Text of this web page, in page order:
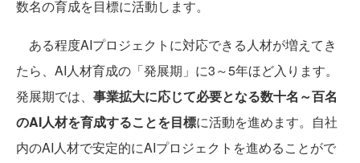
数名の育成を目標に活動します。
ある程度AIプロジェクトに対応できる人材が増えてき
たら、AI人材育成の「発展期」に3～5年ほど入ります。
発展期では、 事業拡大に応じて必要となる数十名～百名
のAI人材を育成することを目標に活動を進めます。自社
内のAI人材で安定的にAIプロジェクトを進めることがで